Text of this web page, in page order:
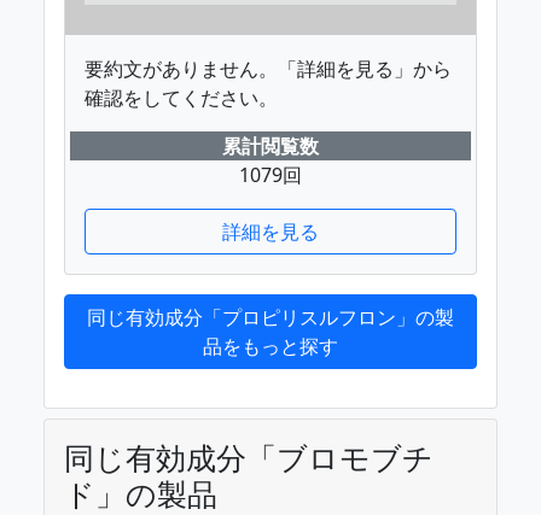
要約文がありません。「詳細を見る」から
確認をしてください。
累計閲覧数
1079回
詳細を見る
同じ有効成分「プロピリスルフロン」の製
品をもっと探す
同じ有効成分「ブロモブチ
ド」の製品